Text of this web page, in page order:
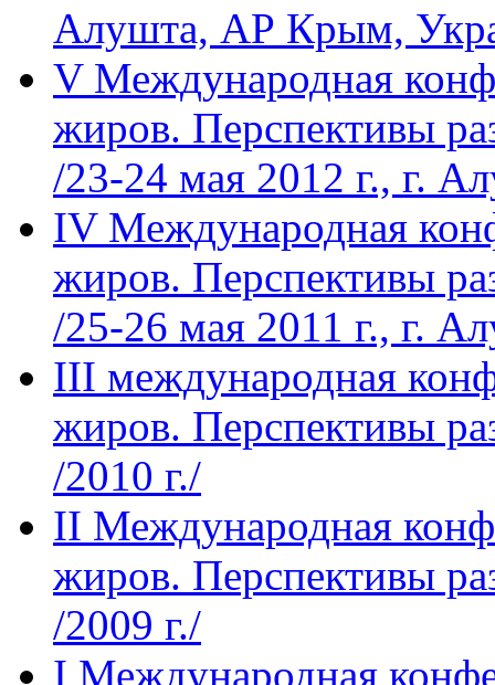
Алушта, АР Крым,
V Международная
жиров. Перспективы
/23-24 мая 2012 г., г.
IV Международная
жиров. Перспективы
/25-26 мая 2011 г., г.
III международная
жиров. Перспективы
/2010 г./
II Международная
жиров. Перспективы
/2009 г./
I Международная